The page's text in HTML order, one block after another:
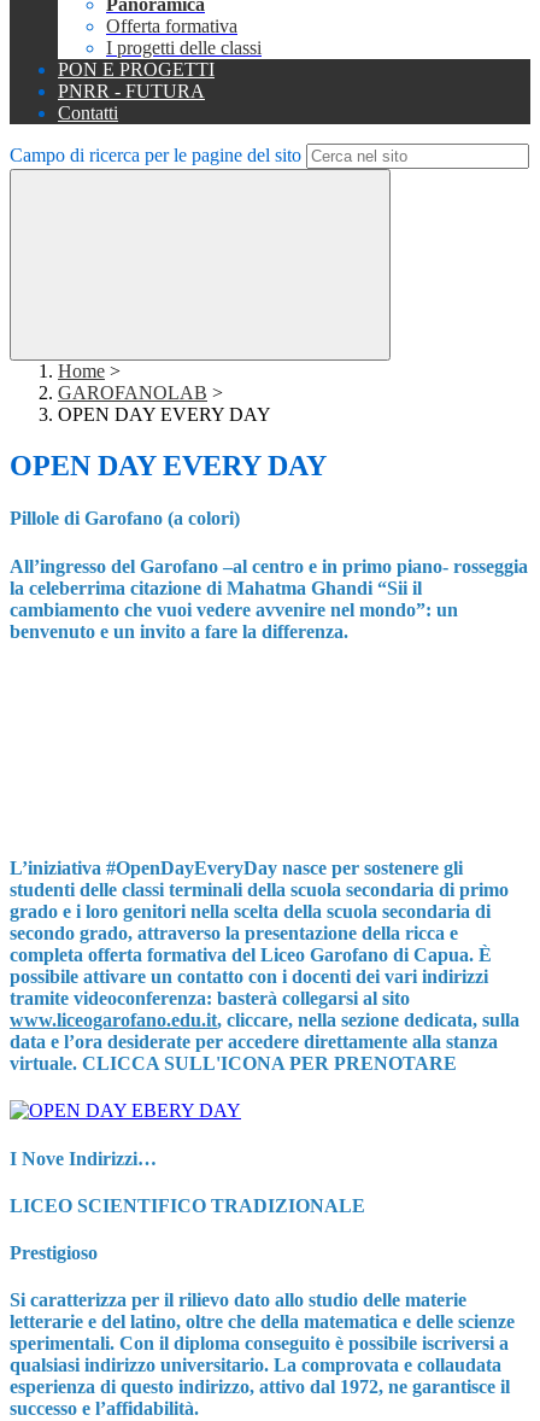
Panoramica
Offerta formativa
I progetti delle classi
PON E PROGETTI
PNRR - FUTURA
Contatti
Campo di ricerca per le pagine del sito
Home >
GAROFANOLAB >
OPEN DAY EVERY DAY
OPEN DAY EVERY DAY
Pillole di Garofano (a colori)
All’ingresso del Garofano –al centro e in primo piano- rosseggia
la celeberrima citazione di Mahatma Ghandi “Sii il
cambiamento che vuoi vedere avvenire nel mondo”: un
benvenuto e un invito a fare la differenza.
L’iniziativa #OpenDayEveryDay nasce per sostenere gli
studenti delle classi terminali della scuola secondaria di primo
grado e i loro genitori nella scelta della scuola secondaria di
secondo grado, attraverso la presentazione della ricca e
completa offerta formativa del Liceo Garofano di Capua. È
possibile attivare un contatto con i docenti dei vari indirizzi
tramite videoconferenza: basterà collegarsi al sito
www.liceogarofano.edu.it, cliccare, nella sezione dedicata, sulla
data e l’ora desiderate per accedere direttamente alla stanza
virtuale. CLICCA SULL'ICONA PER PRENOTARE
I Nove Indirizzi…
LICEO SCIENTIFICO TRADIZIONALE
Prestigioso
Si caratterizza per il rilievo dato allo studio delle materie
letterarie e del latino, oltre che della matematica e delle scienze
sperimentali. Con il diploma conseguito è possibile iscriversi a
qualsiasi indirizzo universitario. La comprovata e collaudata
esperienza di questo indirizzo, attivo dal 1972, ne garantisce il
successo e l’affidabilità.